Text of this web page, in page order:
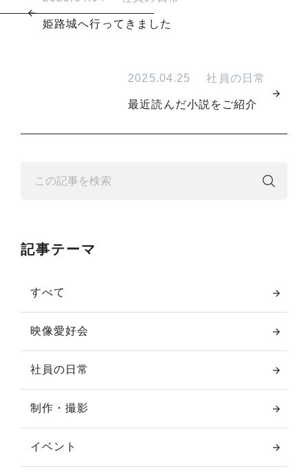
姫路城へ行ってきました
2025.04.25 社員の日常
最近読んだ小説をご紹介
記事テーマ
すべて
映像愛好会
社員の日常
制作・撮影
イベント